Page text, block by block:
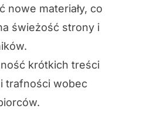
nowe materiały, co
świeżość strony i
krótkich treści
trafności wobec